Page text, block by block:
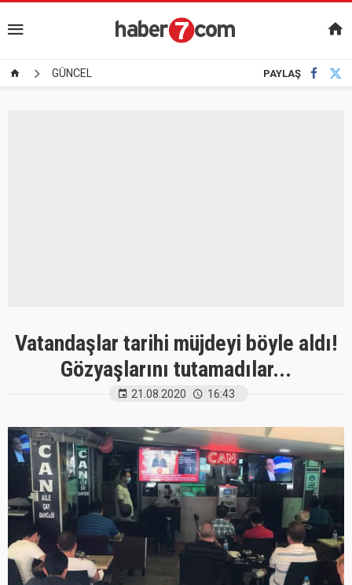
GÜNCEL PAYLAŞ
Vatandaşlar tarihi müjdeyi böyle aldı!
Gözyaşlarını tutamadılar...
21.08.2020 16:43